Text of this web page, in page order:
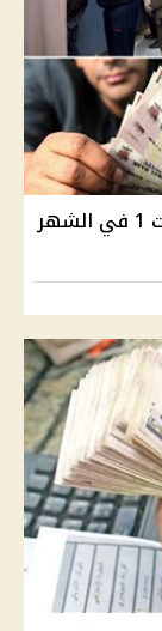
صرف معاشات أغسطس 2026 يبدأ السبت 1 في الشهر